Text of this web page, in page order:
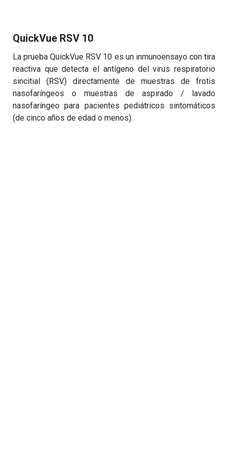
QuickVue RSV 10
La prueba QuickVue RSV 10 es un inmunoensayo con tira
reactiva que detecta el antígeno del virus respiratorio
sincitial (RSV) directamente de muestras de frotis
nasofaríngeos o muestras de aspirado / lavado
nasofaríngeo para pacientes pediátricos sintomáticos
(de cinco años de edad o menos).